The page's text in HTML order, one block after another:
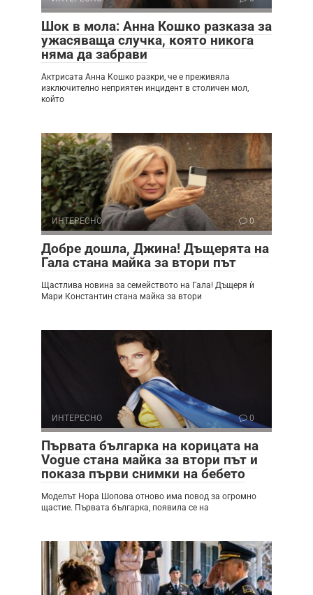
Шок в мола: Анна Кошко разказа за
ужасяваща случка, която никога
няма да забрави
Актрисата Анна Кошко разкри, че е преживяла
изключително неприятен инцидент в столичен мол,
който
ИНТЕРЕСНО 0
Добре дошла, Джина! Дъщерята на
Гала стана майка за втори път
Щастлива новина за семейството на Гала! Дъщеря ѝ
Мари Константин стана майка за втори
ИНТЕРЕСНО 0
Първата българка на корицата на
Vogue стана майка за втори път и
показа първи снимки на бебето
Моделът Нора Шопова отново има повод за огромно
щастие. Първата българка, появила се на